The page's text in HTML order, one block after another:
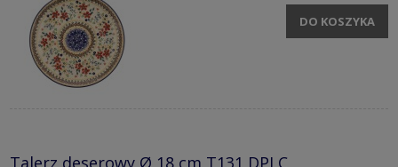
DO KOSZYKA
Talerz deserowy Ø 18 cm T131 DPLC